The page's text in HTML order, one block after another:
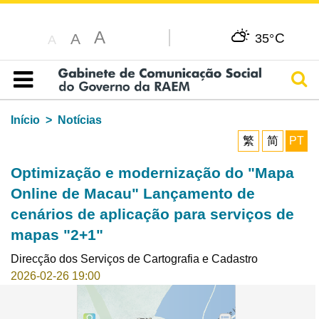
A A A 35°C
Índice
Início
Notícias
繁
简 PT
Optimização e modernização do "Mapa
Online de Macau" Lançamento de
cenários de aplicação para serviços de
mapas "2+1"
Direcção dos Serviços de Cartografia e Cadastro
2026-02-26 19:00